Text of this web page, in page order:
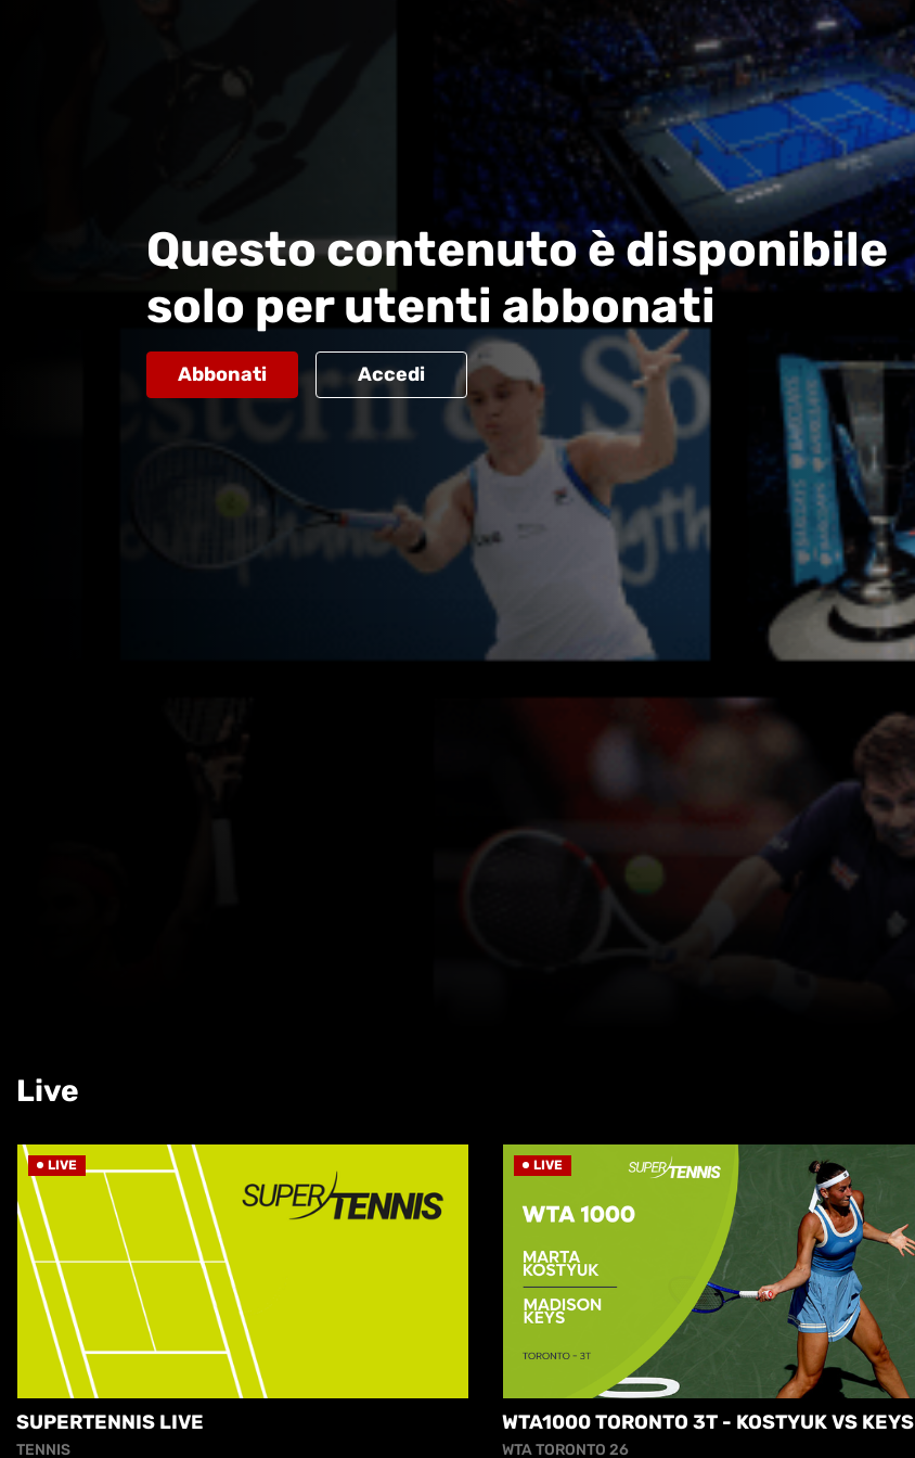
Questo contenuto è disponibile
solo per utenti abbonati
Abbonati Accedi
Live
LIVE
SUPERTENNIS LIVE
TENNIS
LIVE
WTA1000 TORONTO 3T - KOSTYUK VS KEYS
WTA TORONTO 26